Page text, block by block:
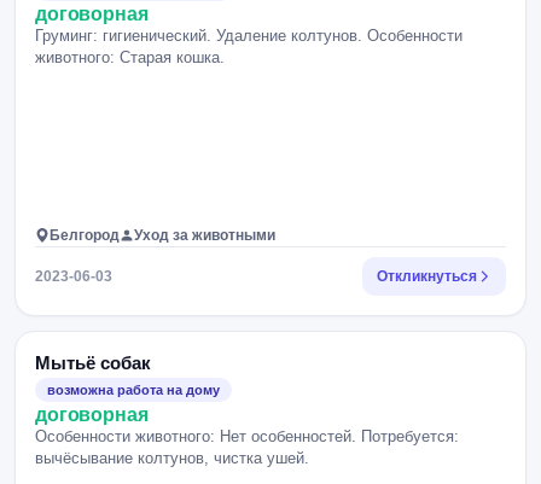
договорная
Груминг: гигиенический. Удаление колтунов. Особенности
животного: Старая кошка.
Белгород Уход за животными
2023-06-03 Откликнуться
Мытьё собак
возможна работа на дому
договорная
Особенности животного: Нет особенностей. Потребуется:
вычёсывание колтунов, чистка ушей.